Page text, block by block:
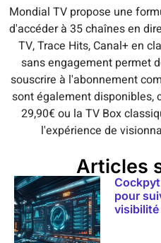
Articles
pour
Mondial TV propose une
d'accéder à 35 chaînes en
TV, Trace Hits, Canal+ en
sans engagement permet
souscrire à l'abonnement
sont également disponibles,
29,90€ ou la TV Box
l'expérience de